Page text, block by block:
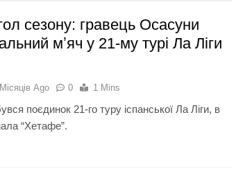
сезону: гравець Осасуни
мʼяч у 21-му турі Ла Ліги
Ago 0 1 Mins
поєдинок 21-го туру іспанської Ла Ліги, в
“Хетафе”.